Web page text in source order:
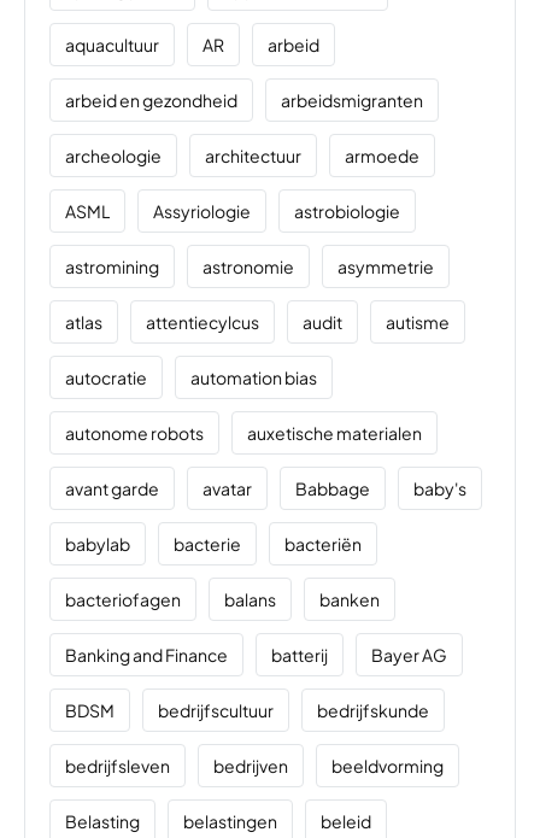
aquacultuur AR arbeid
arbeid en gezondheid arbeidsmigranten
archeologie architectuur armoede
ASML Assyriologie astrobiologie
astromining astronomie asymmetrie
atlas attentiecylcus audit autisme
autocratie automation bias
autonome robots auxetische materialen
avant garde avatar Babbage baby's
babylab bacterie bacteriën
bacteriofagen balans banken
Banking and Finance batterij Bayer AG
BDSM bedrijfscultuur bedrijfskunde
bedrijfsleven bedrijven beeldvorming
Belasting belastingen beleid